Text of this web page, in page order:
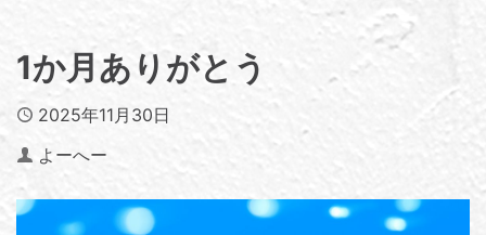
1か月ありがとう
Published
2025年11月30日
Author
よーへー